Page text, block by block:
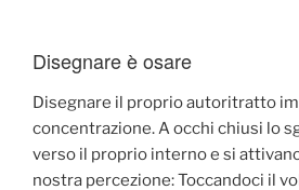
Disegnare è osare
Disegnare il proprio autoritratto
concentrazione. A occhi chiusi lo
verso il proprio interno e si
nostra percezione: Toccandoci il